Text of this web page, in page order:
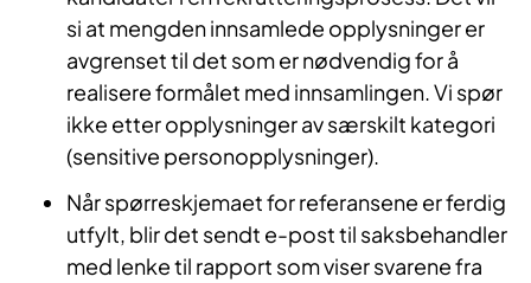
si at mengden innsamlede opplysninger er
avgrenset til det som er nødvendig for å
realisere formålet med innsamlingen. Vi spør
ikke etter opplysninger av særskilt kategori
(sensitive personopplysninger).
Når spørreskjemaet for referansene er ferdig
utfylt, blir det sendt e-post til saksbehandler
med lenke til rapport som viser svarene fra